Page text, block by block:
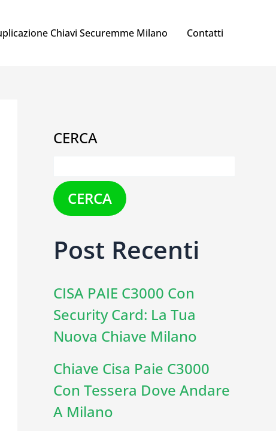
Chiavi Securemme Milano Contatti
CERCA
CERCA
Post Recenti
CISA PAIE C3000 Con
Security Card: La Tua
Nuova Chiave Milano
Chiave Cisa Paie C3000
Con Tessera Dove Andare
A Milano